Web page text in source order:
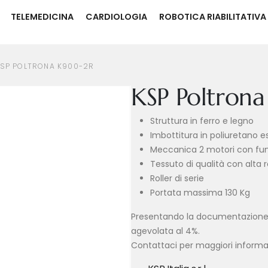
TELEMEDICINA CARDIOLOGIA
ROBOTICA RIABILITATIVA
POLTRONA K900-2R
KSP
Struttura in ferro e legno
Imbottitura in poliuretano
Meccanica 2 motori con
Tessuto di qualità con alta
Roller di serie
Portata massima 130 Kg
Presentando la
agevolata al 4%.
Contattaci per maggiori